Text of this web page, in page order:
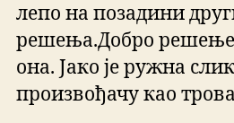
лепо на позадини
решења.Добро решење
она. Јако је ружна
произвођачу као